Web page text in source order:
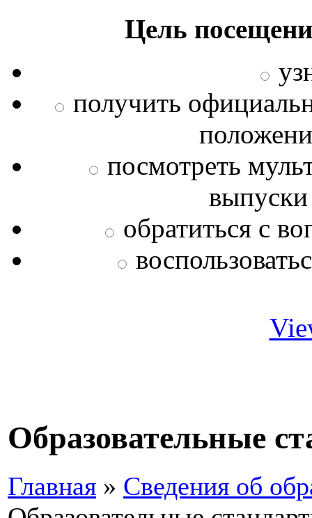
Цель
получить
посмотреть
обратиться с
Образовательные
Главная » Сведения об